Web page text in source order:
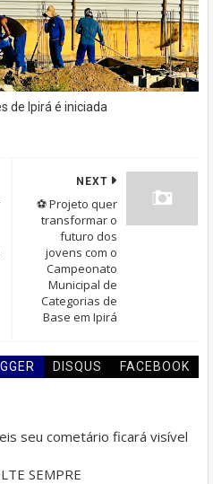
de Ipirá é iniciada
NEXT
⚽ Projeto quer
transformar o
futuro dos
jovens com o
Campeonato
Municipal de
Categorias de
Base em Ipirá
DISQUS FACEBOOK
seu cometário ficará visível
SEMPRE